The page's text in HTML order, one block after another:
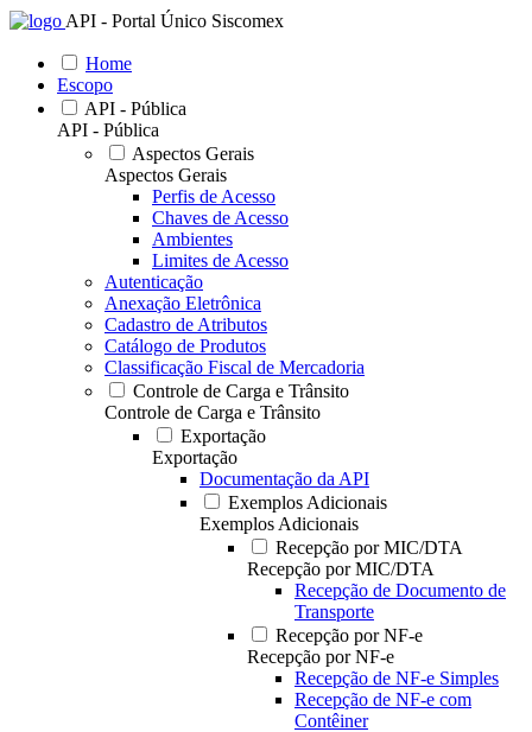
API - Portal Único Siscomex
Home
Escopo
API - Pública
API - Pública
Aspectos Gerais
Aspectos Gerais
Perfis de Acesso
Chaves de Acesso
Ambientes
Limites de Acesso
Autenticação
Anexação Eletrônica
Cadastro de Atributos
Catálogo de Produtos
Classificação Fiscal de Mercadoria
Controle de Carga e Trânsito
Controle de Carga e Trânsito
Exportação
Exportação
Documentação da API
Exemplos Adicionais
Exemplos Adicionais
Recepção por MIC/DTA
Recepção por MIC/DTA
Recepção de Documento de
Transporte
Recepção por NF-e
Recepção por NF-e
Recepção de NF-e Simples
Recepção de NF-e com
Contêiner